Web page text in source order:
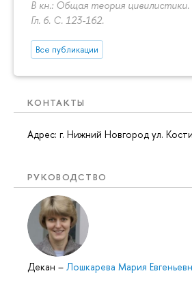
В кн.: Общая теория цивилистики.
Гл. 6. С. 123-162.
Все публикации
КОНТАКТЫ
Адрес: г. Нижний Новгород ул.
РУКОВОДСТВО
Декан – Лошкарева Мария